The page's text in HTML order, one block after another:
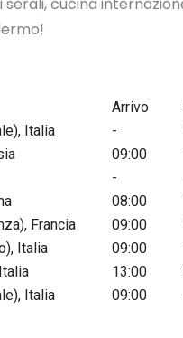
Arrivo
Italia -
09:00
-
08:00
Francia 09:00
Italia 09:00
13:00
Italia 09:00